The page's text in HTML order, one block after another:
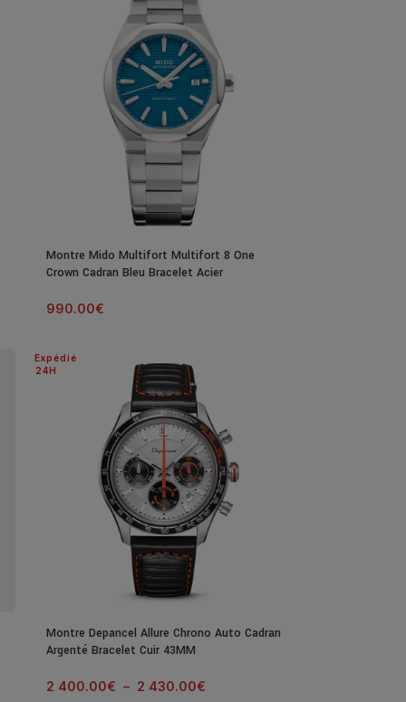
Montre Mido Multifort Multifort 8 One
Crown Cadran Bleu Bracelet Acier
990.00€
24H
Expédié
Montre Depancel Allure Chrono Auto Cadran
Argenté Bracelet Cuir 43MM
2 400.00€ – 2 430.00€